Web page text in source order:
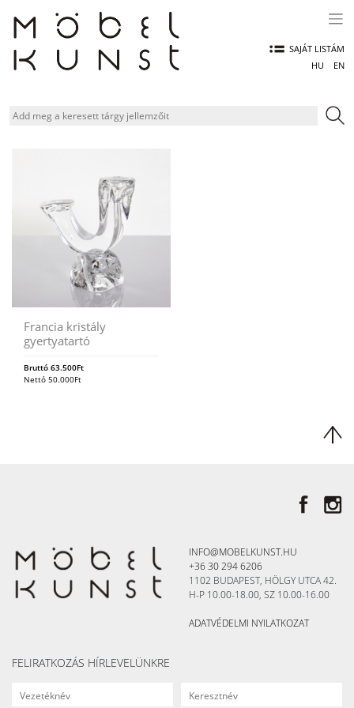
content
SAJÁT LISTÁM
HU
EN
Francia kristály
gyertyatartó
Bruttó 63.500Ft
Nettó 50.000Ft
INFO@MOBELKUNST.HU
+36 30 294 6206
1102 BUDAPEST, HÖLGY UTCA 42.
H-P 10.00-18.00, SZ 10.00-16.00
ADATVÉDELMI NYILATKOZAT
FELIRATKOZÁS HÍRLEVELÜNKRE